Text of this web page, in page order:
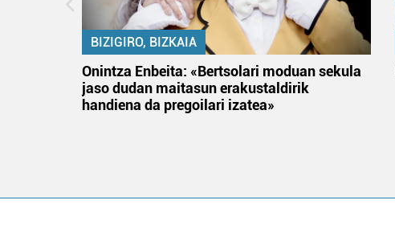
BIZIGIRO, BIZKAIA
Onintza Enbeita: «Bertsolari moduan sekula
jaso dudan maitasun erakustaldirik
handiena da pregoilari izatea»